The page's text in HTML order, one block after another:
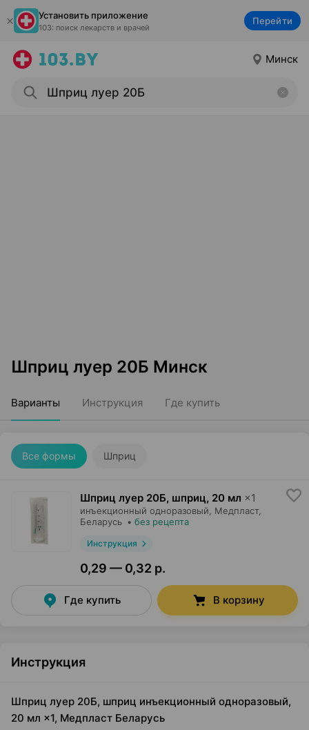
Установить приложение
103: поиск лекарств и врачей
Перейти
Минск
Шприц луер 20Б Минск
Варианты Инструкция Где купить
Все формы Шприц
Шприц луер 20Б, шприц, 20 мл ×1
инъекционный одноразовый, Медпласт,
Беларусь • без рецепта
Инструкция
0,29 — 0,32 р.
Где купить В корзину
Инструкция
Шприц луер 20Б, шприц инъекционный одноразовый,
20 мл ×1, Медпласт Беларусь